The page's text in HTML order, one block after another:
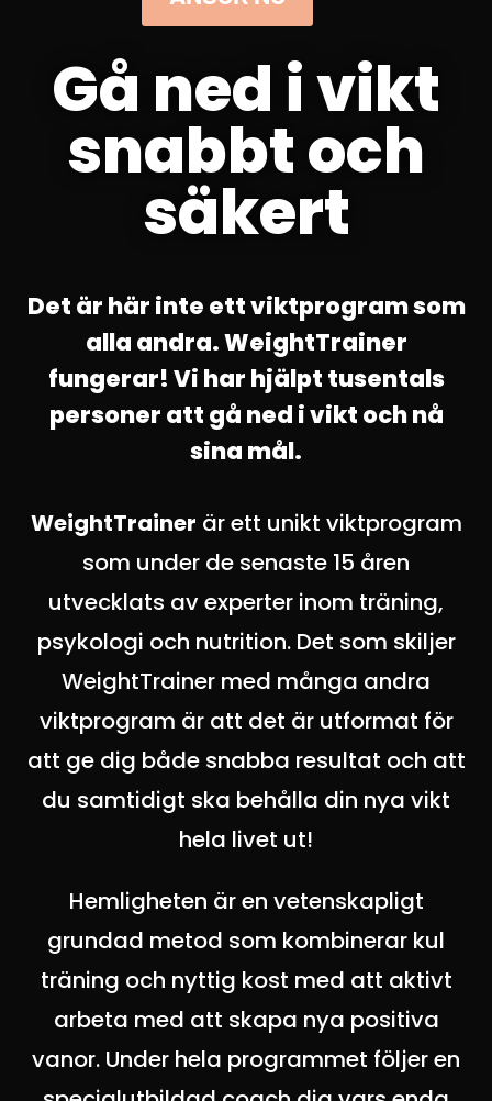
Gå ned i vikt
snabbt och
säkert
Det är här inte ett viktprogram som
alla andra. WeightTrainer
fungerar! Vi har hjälpt tusentals
personer att gå ned i vikt och nå
sina mål.
WeightTrainer är ett unikt viktprogram
som under de senaste 15 åren
utvecklats av experter inom träning,
psykologi och nutrition. Det som skiljer
WeightTrainer med många andra
viktprogram är att det är utformat för
att ge dig både snabba resultat och att
du samtidigt ska behålla din nya vikt
hela livet ut!
Hemligheten är en vetenskapligt
grundad metod som kombinerar kul
träning och nyttig kost med att aktivt
arbeta med att skapa nya positiva
vanor. Under hela programmet följer en